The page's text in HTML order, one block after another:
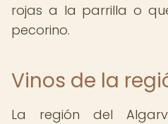
rojas a la parrilla o
pecorino.
Vinos de la
La región del